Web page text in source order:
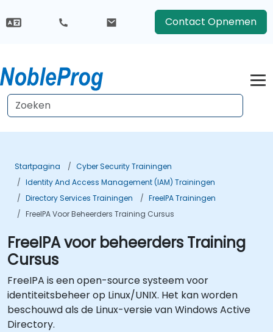
Contact Opnemen
Startpagina
Cyber Security Trainingen
Identity And Access Management (IAM) Trainingen
Directory Services Trainingen
FreeIPA Trainingen
FreeIPA Voor Beheerders Training Cursus
FreeIPA voor beheerders Training
Cursus
FreeIPA is een open-source systeem voor
identiteitsbeheer op Linux/UNIX. Het kan worden
beschouwd als de Linux-versie van Windows Active
Directory.